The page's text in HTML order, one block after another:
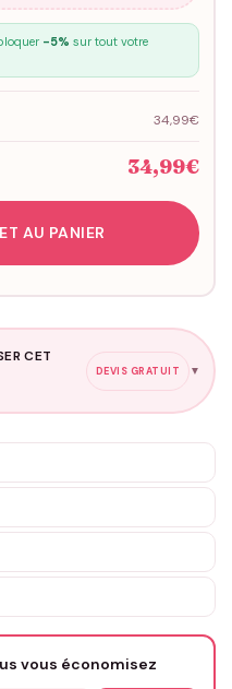
-5% sur tout votre
34,99€
34,99€
AU PANIER
CET
DEVIS GRATUIT ▼
de 3 à 10€ selon la demande
vous économisez